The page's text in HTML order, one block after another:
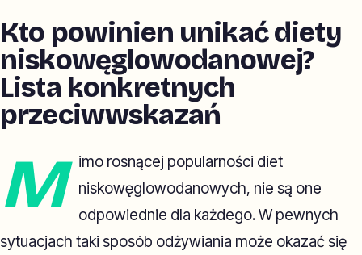
Kto powinien unikać diety
niskowęglowodanowej?
Lista konkretnych
przeciwwskazań
M
imo rosnącej popularności diet
niskowęglowodanowych, nie są one
odpowiednie dla każdego. W pewnych
sytuacjach taki sposób odżywiania może okazać się